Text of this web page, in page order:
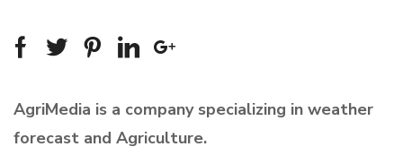
AgriMedia is a company specializing in weather
forecast and Agriculture.